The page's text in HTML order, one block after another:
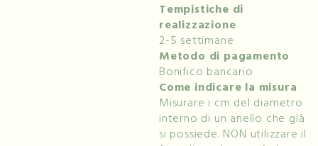
Tempistiche di
realizzazione
2-5 settimane
Metodo di pagamento
Bonifico bancario
Come indicare la misura
Misurare i cm del diametro
interno di un anello che già
si possiede. NON utilizzare il